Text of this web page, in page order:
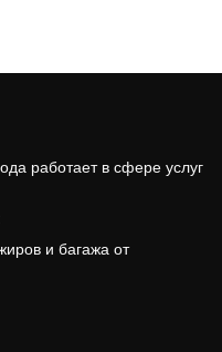
работает в сфере услуг
и багажа от